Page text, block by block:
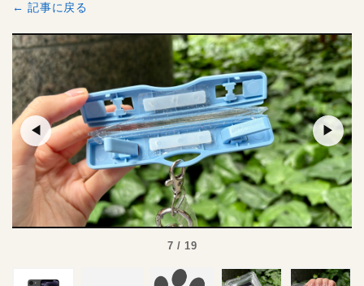
← 記事に戻る
◀ ▶
7 / 19